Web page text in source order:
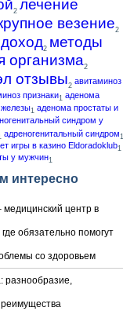
2 лечение
везение2
2 методы
организма2
отзывы2 авитаминоз
признаки1 аденома
железы1 аденома простаты и
синдром у
адреногенитальный синдром 1
игры в казино Eldoradoklub1
у мужчин1
интересно
медицинский центр в
обязательно помогут
со здоровьем
разнообразие,